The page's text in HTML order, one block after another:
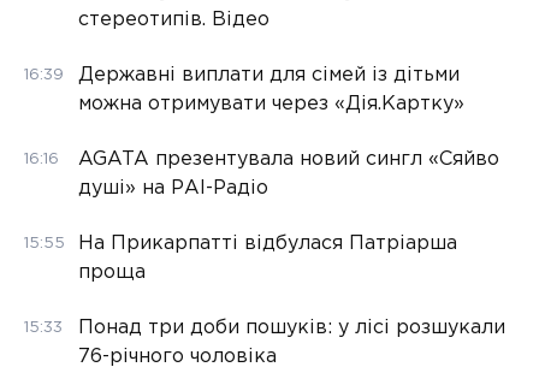
стереотипів. Відео
16:39
Державні виплати для сімей із дітьми
можна отримувати через «Дія.Картку»
16:16
AGATA презентувала новий сингл «Сяйво
душі» на РАІ-Радіо
15:55
На Прикарпатті відбулася Патріарша
проща
15:33
Понад три доби пошуків: у лісі розшукали
76-річного чоловіка